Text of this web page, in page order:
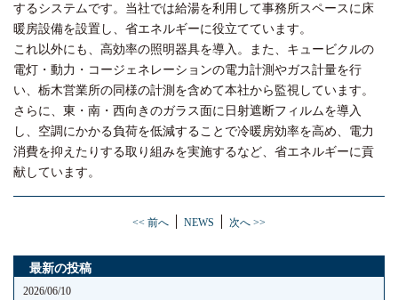
するシステムです。当社では給湯を利用して事務所スペースに床
暖房設備を設置し、省エネルギーに役立てています。
これ以外にも、高効率の照明器具を導入。また、キュービクルの
電灯・動力・コージェネレーションの電力計測やガス計量を行
い、栃木営業所の同様の計測を含めて本社から監視しています。
さらに、東・南・西向きのガラス面に日射遮断フィルムを導入
し、空調にかかる負荷を低減することで冷暖房効率を高め、電力
消費を抑えたりする取り組みを実施するなど、省エネルギーに貢
献しています。
<< 前へ NEWS 次へ >>
最新の投稿
2026/06/10